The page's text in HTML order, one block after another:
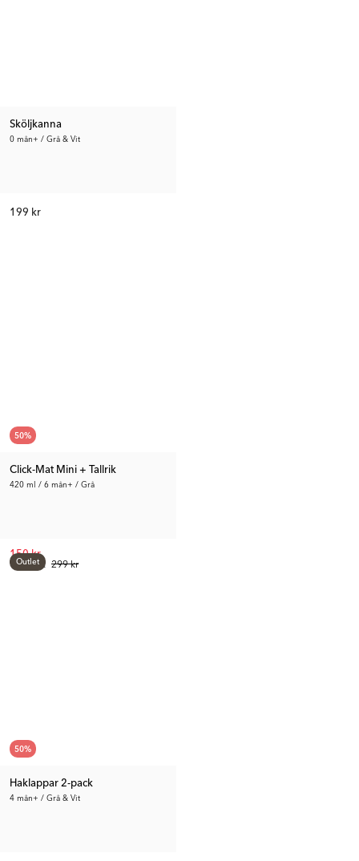
Sköljkanna
0 mån+ / Grå & Vit
199 kr
50%
Click-Mat Mini + Tallrik
420 ml / 6 mån+ / Grå
Tid. Pris: 299 kr
150 kr
Outlet
50%
Haklappar 2-pack
4 mån+ / Grå & Vit